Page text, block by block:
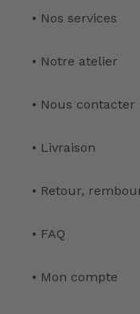
• Nos services
• Notre atelier
• Nous contacter
• Livraison
• Retour,
• FAQ
• Mon compte